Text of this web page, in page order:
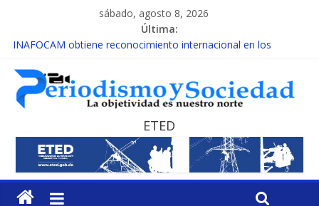
sábado, agosto 8, 2026
Última:
INAFOCAM obtiene reconocimiento internacional en los
15 de febrero de cada año es Día Nacional de la lucha contra el
cáncer infantil
EL ENFOQUE UNILATERAL DE LA COALICIÓN
MESCyT y Universidad Albizu apoyarán rehabilitación de
reclusos
MESCyT presenta calendario de Consulta Nacional por la
Educación
ETED